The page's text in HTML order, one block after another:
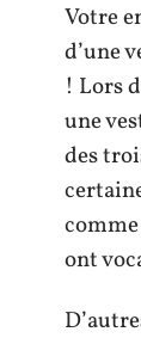
Votre
d’une
! Lors
une
des
ont